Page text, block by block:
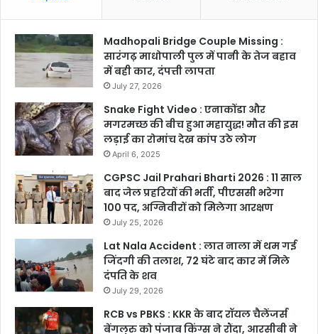
Madhopali Bridge Couple Missing :
सारंगढ़ माधोपाली पुल में पानी के तेज बहाव
में बही कार, दंपत्ती लापता
July 27, 2026
Snake Fight Video : एनाकोंडा और
मगरमच्छ की बीच हुआ महायुद्ध! मौत की इस
लड़ाई का रोमांच देख कांप उठे लोग
April 6, 2025
CGPSC Jail Prahari Bharti 2026 : 11 साल
बाद जेल प्रहरियों की भर्ती, पीएससी भरेगा
100 पद, अग्निवीरों को मिलेगा आरक्षण
July 25, 2026
Lat Nala Accident : लात नाला में थम गई
जिंदगी की तलाश, 72 घंटे बाद कार में मिले
दंपति के शव
July 29, 2026
RCB vs PBKS : KKR के बाद रॉयल चैलेंजर्स
बेंगलुरु को पंजाब किंग्स ने रौंदा, आरसीबी ने